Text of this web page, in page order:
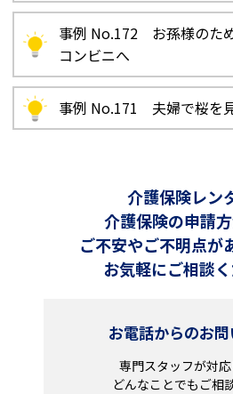
事例 No.172 お孫様のた
コンビニへ
事例 No.171 夫婦で桜を
介護保険レン
介護保険の申請方
ご不安やご不明点が
お気軽にご相談く
お電話からのお
専門スタッフが対応
どんなことでもご相